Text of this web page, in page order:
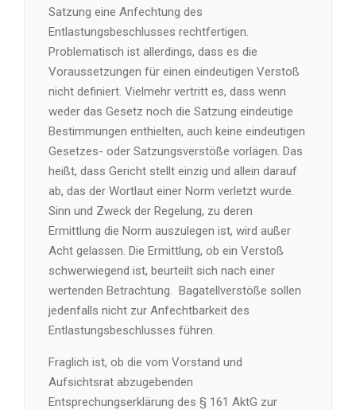
Satzung eine Anfechtung des
Entlastungsbeschlusses rechtfertigen.
Problematisch ist allerdings, dass es die
Voraussetzungen für einen eindeutigen Verstoß
nicht definiert. Vielmehr vertritt es, dass wenn
weder das Gesetz noch die Satzung eindeutige
Bestimmungen enthielten, auch keine eindeutigen
Gesetzes- oder Satzungsverstöße vorlägen. Das
heißt, dass Gericht stellt einzig und allein darauf
ab, das der Wortlaut einer Norm verletzt wurde.
Sinn und Zweck der Regelung, zu deren
Ermittlung die Norm auszulegen ist, wird außer
Acht gelassen. Die Ermittlung, ob ein Verstoß
schwerwiegend ist, beurteilt sich nach einer
wertenden Betrachtung. Bagatellverstöße sollen
jedenfalls nicht zur Anfechtbarkeit des
Entlastungsbeschlusses führen.
Fraglich ist, ob die vom Vorstand und
Aufsichtsrat abzugebenden
Entsprechungserklärung des § 161 AktG zur